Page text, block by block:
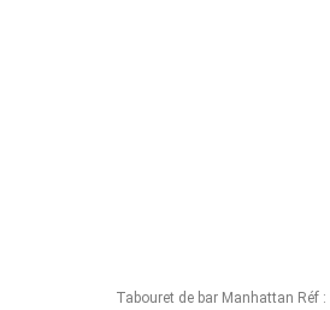
Tabouret de bar Manhattan Réf :